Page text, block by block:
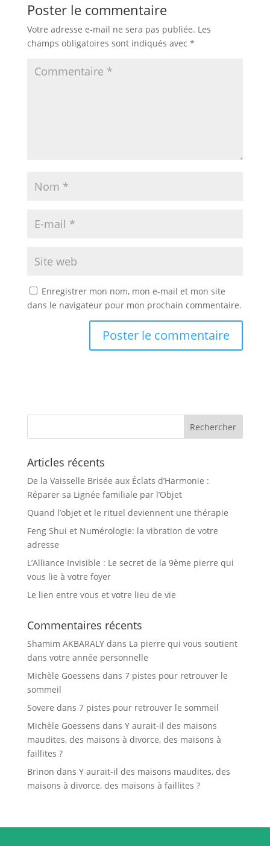
Poster le commentaire
Votre adresse e-mail ne sera pas publiée. Les
champs obligatoires sont indiqués avec *
Enregistrer mon nom, mon e-mail et mon site
dans le navigateur pour mon prochain commentaire.
Articles récents
De la Vaisselle Brisée aux Éclats d’Harmonie :
Réparer sa Lignée familiale par l’Objet
Quand l’objet et le rituel deviennent une thérapie
Feng Shui et Numérologie: la vibration de votre
adresse
L’Alliance Invisible : Le secret de la 9ème pierre qui
vous lie à votre foyer
Le lien entre vous et votre lieu de vie
Commentaires récents
Shamim AKBARALYdans La pierre qui vous soutient
dans votre année personnelle
Michèle Goessens dans 7 pistes pour retrouver le
sommeil
Sovere dans 7 pistes pour retrouver le sommeil
Michèle Goessens dans Y aurait-il des maisons
maudites, des maisons à divorce, des maisons à
faillites ?
Brinon dans Y aurait-il des maisons maudites, des
maisons à divorce, des maisons à faillites ?